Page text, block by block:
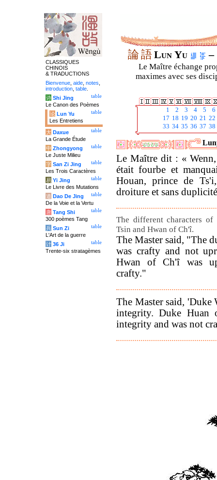
論語Lun Yu –
Le Maître échange
maximes avec ses
1 2 3 4 5
6
17 18 19 20 21 22
33 34 35 36 37 38
Le Maître dit : «
était fourbe et
Houan, prince de
droiture et sans
The different characters
Tsin and Hwan of Ch'î.
The Master said, "The
was crafty and not
Hwan of Ch'î was
crafty."
The Master said, 'Duke
integrity. Duke Huan
integrity and was not
CLASSIQUES
CHINOIS
& TRADUCTIONS
Bienvenue aide notes
introduction table
table
诗 Shi Jing
Le Canon des Poèmes
table
论 Lun Yu
Les Entretiens
table
大 Daxue
La Grande Étude
table
中 Zhongyong
Le Juste Milieu
table
字 San Zi Jing
Les Trois Caractères
table
易 Yi Jing
Le Livre des Mutations
table
道 Dao De Jing
De la Voie et la Vertu
table
唐 Tang Shi
300 poèmes Tang
table
兵 Sun Zi
L'Art de la guerre
table
计 36 Ji
Trente-six stratagèmes